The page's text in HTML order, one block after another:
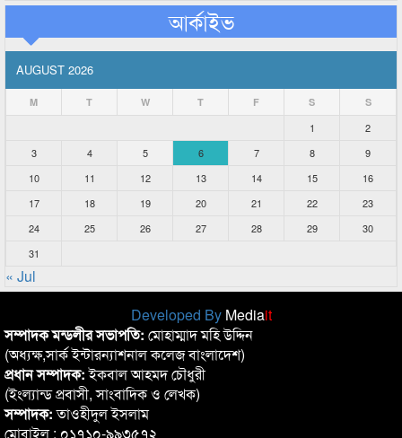
আর্কাইভ
AUGUST 2026
M T W T F S S
1
2
3
4 5 6 7 8
9
10
11 12 13 14 15
16
17
18 19 20 21 22
23
24
25 26 27 28 29
30
31
« Jul
Developed By Mediait
সম্পাদক মন্ডলীর সভাপতি: মোহাম্মাদ মহি উদ্দিন
(অধ্যক্ষ,সার্ক ইন্টারন্যাশনাল কলেজ বাংলাদেশ)
প্রধান সম্পাদক:ইকবাল আহমদ চৌধুরী
(ইংল্যান্ড প্রবাসী, সাংবাদিক ও লেখক)
সম্পাদক:তাওহীদুল ইসলাম
মোবাইল : ০১৭১০-৯৯৩৫৭২